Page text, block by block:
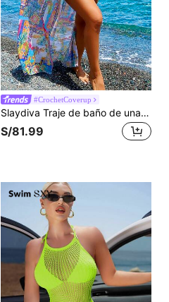
#CrochetCoverup
Slaydiva Traje de baño de una sola pieza con estampado completo de playa de verano para mujer con corpiño halter y espalda descubierta, con conjutno de falda anudada, 2 piezas
S/81.99